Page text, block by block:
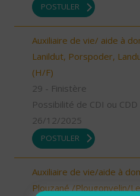
POSTULER
Auxiliaire de vie/ aide à
Lanildut, Porspoder,
(H/F)
29 - Finistère
Possibilité de CDI ou CDD
26/12/2025
POSTULER
Auxiliaire de vie/aide à
Plouzané /Plougonvelin/